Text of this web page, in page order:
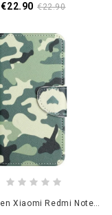
€22.90 €22.90
Lederhüllen Xiaomi Redmi Note 14 Pro 5g Tarnmuster